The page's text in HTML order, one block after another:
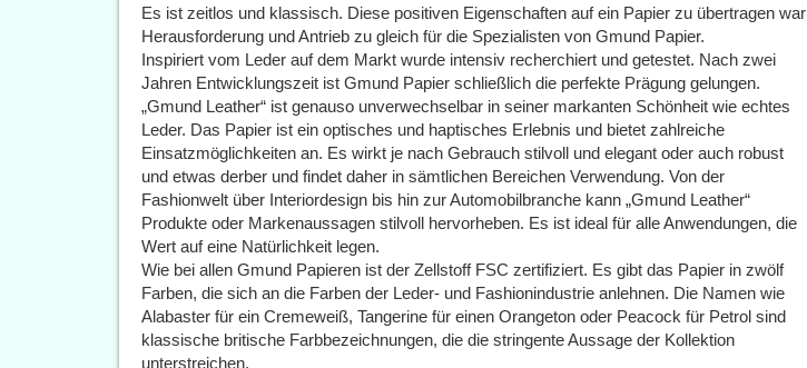
Es ist zeitlos und klassisch. Diese positiven Eigenschaften auf ein Papier zu übertragen war
Herausforderung und Antrieb zu gleich für die Spezialisten von Gmund Papier.
Inspiriert vom Leder auf dem Markt wurde intensiv recherchiert und getestet. Nach zwei
Jahren Entwicklungszeit ist Gmund Papier schließlich die perfekte Prägung gelungen.
„Gmund Leather“ ist genauso unverwechselbar in seiner markanten Schönheit wie echtes
Leder. Das Papier ist ein optisches und haptisches Erlebnis und bietet zahlreiche
Einsatzmöglichkeiten an. Es wirkt je nach Gebrauch stilvoll und elegant oder auch robust
und etwas derber und findet daher in sämtlichen Bereichen Verwendung. Von der
Fashionwelt über Interiordesign bis hin zur Automobilbranche kann „Gmund Leather“
Produkte oder Markenaussagen stilvoll hervorheben. Es ist ideal für alle Anwendungen, die
Wert auf eine Natürlichkeit legen.
Wie bei allen Gmund Papieren ist der Zellstoff FSC zertifiziert. Es gibt das Papier in zwölf
Farben, die sich an die Farben der Leder- und Fashionindustrie anlehnen. Die Namen wie
Alabaster für ein Cremeweiß, Tangerine für einen Orangeton oder Peacock für Petrol sind
klassische britische Farbbezeichnungen, die die stringente Aussage der Kollektion
unterstreichen.